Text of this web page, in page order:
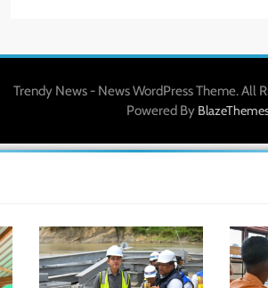
Trendy News - News WordPress Theme. All
Powered By